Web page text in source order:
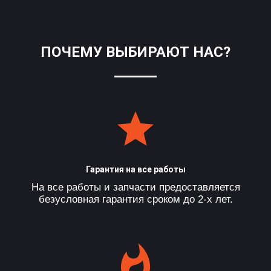
ПОЧЕМУ ВЫБИРАЮТ НАС?
Гарантия на все работы
На все работы и запчасти предоставляется
безусловная гарантия сроком до 2-х лет.